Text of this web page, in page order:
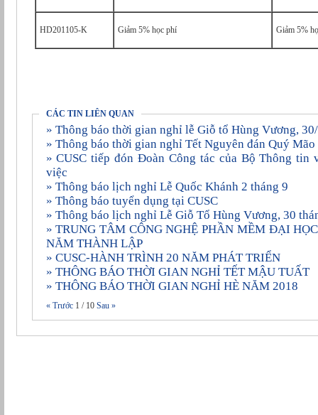
HD201105-K Giảm 5% học phí Giảm 5%
CÁC TIN LIÊN QUAN
» Thông báo thời gian nghỉ lễ Giỗ tổ Hùng Vương,
» Thông báo thời gian nghỉ Tết Nguyên đán Quý
» CUSC tiếp đón Đoàn Công tác của Bộ Thông tin và Truyền thông đến làm
việc
» Thông báo lịch nghỉ Lễ Quốc Khánh 2 tháng 9
» Thông báo tuyển dụng tại CUSC
» Thông báo lịch nghỉ Lễ Giỗ Tổ Hùng Vương, 30
» TRUNG TÂM CÔNG NGHỆ PHẦN MỀM ÐẠI HỌC CẦN THƠ KỶ NIỆM 20
NĂM THÀNH LẬP
» CUSC-HÀNH TRÌNH 20 NĂM PHÁT TRIỂN
» THÔNG BÁO THỜI GIAN NGHỈ TẾT MẬU TUẤT
» THÔNG BÁO THỜI GIAN NGHỈ HÈ NĂM 2018
« Trước 1 / 10 Sau »